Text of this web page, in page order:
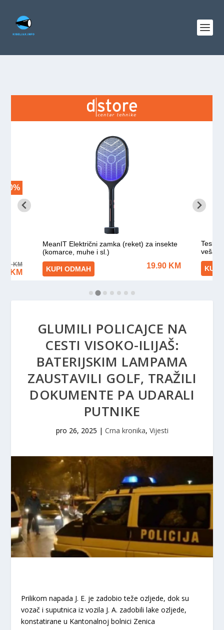
GLUMILI POLICAJCE NA
CESTI VISOKO-ILIJAŠ:
BATERIJSKIM LAMPAMA
ZAUSTAVILI GOLF, TRAŽILI
DOKUMENTE PA UDARALI
PUTNIKE
pro 26, 2025 | Crna kronika, Vijesti
Prilikom napada J. E. je zadobio teže ozljede, dok su
vozač i suputnica iz vozila J. A. zadobili lake ozljede,
konstatirane u Kantonalnoj bolnici Zenica